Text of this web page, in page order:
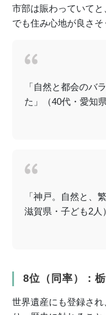
市部は賑わっていて
でも住み心地が良さそ
「自然と都会のバ
た」（40代・愛知
「神戸。自然と、
滋賀県・子ども2人）
8位（同率）：
世界遺産にも登録さ